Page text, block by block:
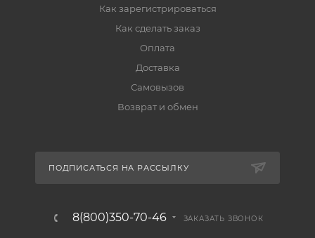
Как зарегистрироваться
Как сделать заказ
Оплата
Доставка
Самовызов
Возврат и обмен
ПОДПИСАТЬСЯ НА РАССЫЛКУ
8(800)350-70-46 ЗАКАЗАТЬ ЗВОНОК